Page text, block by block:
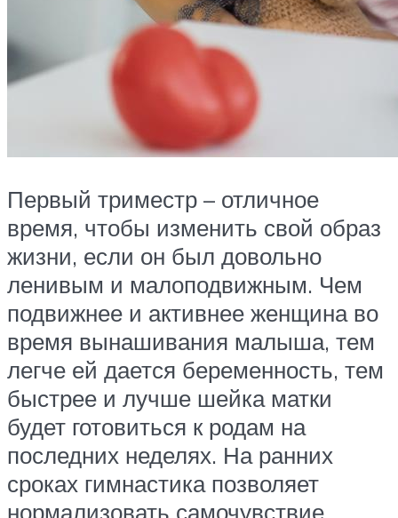
Первый триместр – отличное
время, чтобы изменить свой образ
жизни, если он был довольно
ленивым и малоподвижным. Чем
подвижнее и активнее женщина во
время вынашивания малыша, тем
легче ей дается беременность, тем
быстрее и лучше шейка матки
будет готовиться к родам на
последних неделях. На ранних
сроках гимнастика позволяет
нормализовать самочувствие,